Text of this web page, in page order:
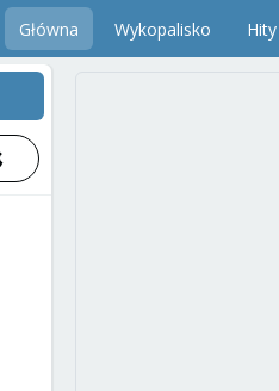
Główna Wykopalisko Hity